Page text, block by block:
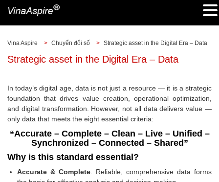
Vina Aspire > Chuyển đổi số > Strategic asset in the Digital Era – Data
Strategic asset in the Digital Era – Data
In today’s digital age, data is not just a resource — it is a strategic
foundation that drives value creation, operational optimization,
and digital transformation. However, not all data delivers value —
only data that meets the eight essential criteria:
“Accurate – Complete – Clean – Live – Unified –
Synchronized – Connected – Shared”
Why is this standard essential?
Accurate & Complete: Reliable, comprehensive data forms